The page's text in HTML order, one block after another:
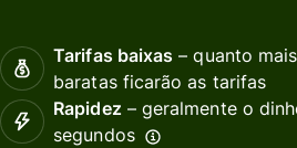
Tarifas baixas – quanto
baratas ficarão as tarifas
Rapidez– geralmente o
segundos